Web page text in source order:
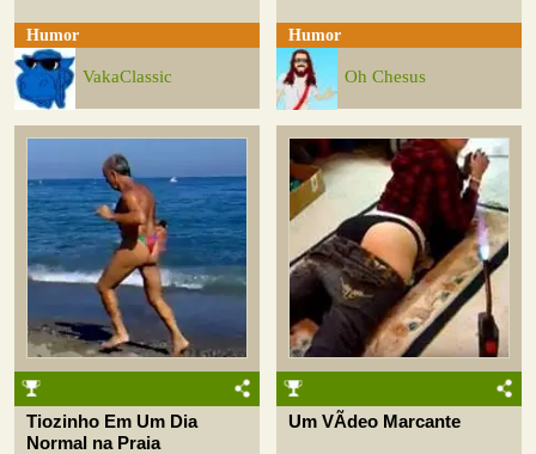
Humor
VakaClassic
Humor
Oh Chesus
Tiozinho Em Um Dia
Normal na Praia
Um VÃ­deo Marcante